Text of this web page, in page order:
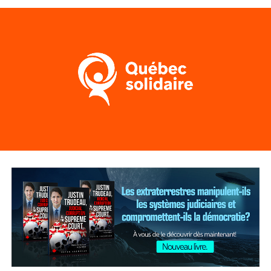
finances publiques. Au Québec comme auCanada, nous
pouvons rendre aux travailleurs et aux travailleuses du
secteur, c’est de leur donner un rôle à jouer dans la
transition énergétique vers une économie verte et
durable », a conclu la porte-parole de Québec solidaire.
Post Views:229